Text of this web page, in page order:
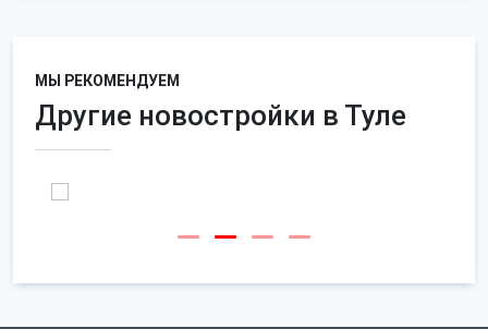
МЫ РЕКОМЕНДУЕМ
Другие новостройки в Туле